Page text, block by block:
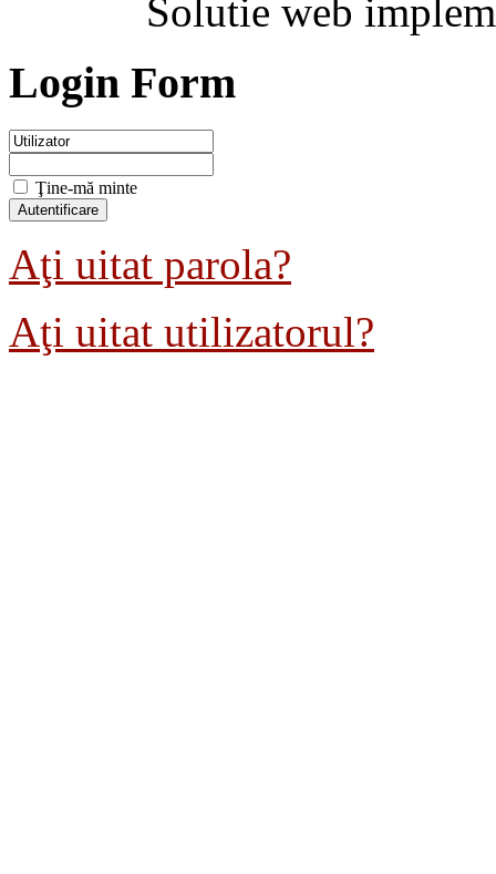
Solutie web
Login Form
Ţine-mă minte
Aţi uitat parola?
Aţi uitat utilizatorul?